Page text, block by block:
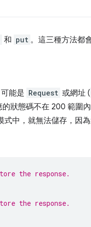
和 put 。這三種方法都
能是 Request 或網址 (
狀態碼不在 200 範圍
中，就無法儲存，因
the response.
the response.